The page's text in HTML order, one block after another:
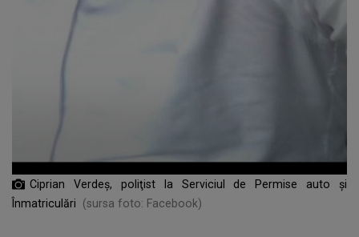
Ciprian Verdeș, poliţist la Serviciul de Permise auto şi
Înmatriculări
(sursa foto: Facebook)